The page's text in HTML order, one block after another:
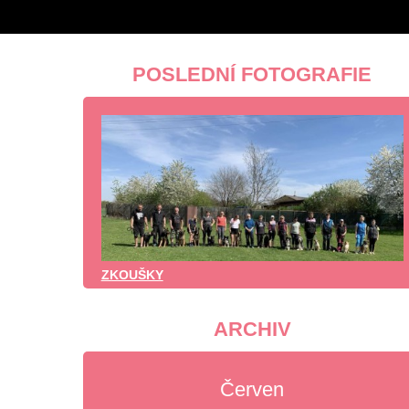
POSLEDNÍ FOTOGRAFIE
ZKOUŠKY
ARCHIV
Červen